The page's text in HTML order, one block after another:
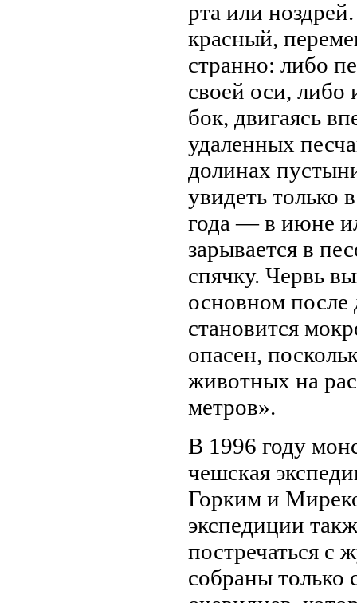
рта или
красный,
странно: либо
своей оси, либо
бок, двигаясь
удаленных
долинах
увидеть только
года — в июне
зарывается в
спячку. Червь
основном после
становится
опасен,
животных на
метров».
В 1996 году
чешская
Горким и
экспедиции
постречаться с
собраны только